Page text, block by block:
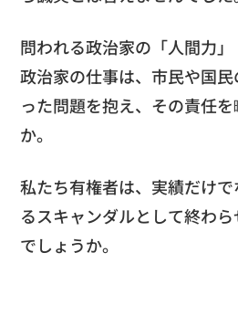
問われる政治家の「人間力」
政治家の仕事は、市民や国
った問題を抱え、その責任
か。
私たち有権者は、実績だけ
るスキャンダルとして終わ
でしょうか。